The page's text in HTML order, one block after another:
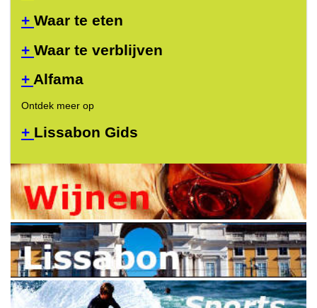
+ Waar te eten
+ Waar te verblijven
+ Alfama
Ontdek meer op
+ Lissabon Gids